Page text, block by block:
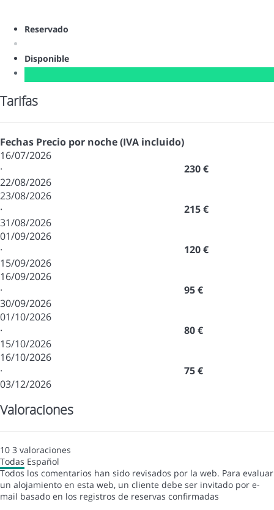
Reservado
Disponible
Tarifas
Fechas Precio por noche (IVA incluido)
16/07/2026
·
22/08/2026
230 €
23/08/2026
·
31/08/2026
215 €
01/09/2026
·
15/09/2026
120 €
16/09/2026
·
30/09/2026
95 €
01/10/2026
·
15/10/2026
80 €
16/10/2026
·
03/12/2026
75 €
Valoraciones
10 3 valoraciones
Todas Español
Todos los comentarios han sido revisados por la web. Para evaluar
un alojamiento en esta web, un cliente debe ser invitado por e-
mail basado en los registros de reservas confirmadas